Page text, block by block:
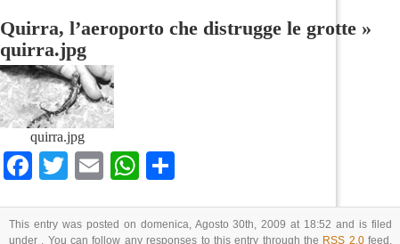
Quirra, l’aeroporto che distrugge le grotte »
quirra.jpg
quirra.jpg
Facebook
TwitterEmailWhatsApp
This entry was posted on domenica, Agosto 30th, 2009 at 18:52 and is filed
under . You can follow any responses to this entry through the RSS 2.0feed.